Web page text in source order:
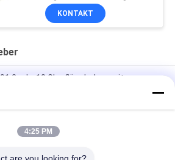
KONTAKT
2 ml x 10 Glasfläschchen mit
Fläschchen-Etiketten mit
4:25 PM